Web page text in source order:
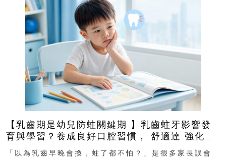
【乳齒期是幼兒防蛀關鍵期 】乳齒蛀牙影響發
育與學習？養成良好口腔習慣， 舒適達 強化琺
瑯質 兒童牙膏防護指南
「以為乳齒早晚會換，蛀了都不怕？」是很多家長誤會